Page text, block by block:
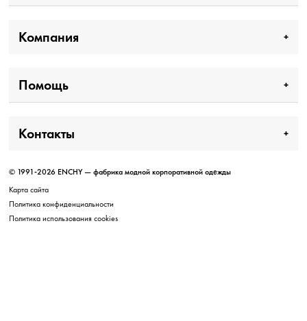
Компания
Помощь
Контакты
© 1991-2026 ENCHY — фабрика модной корпоративной одежды
Карта сайта
Политика конфиденциальности
Политика использования cookies